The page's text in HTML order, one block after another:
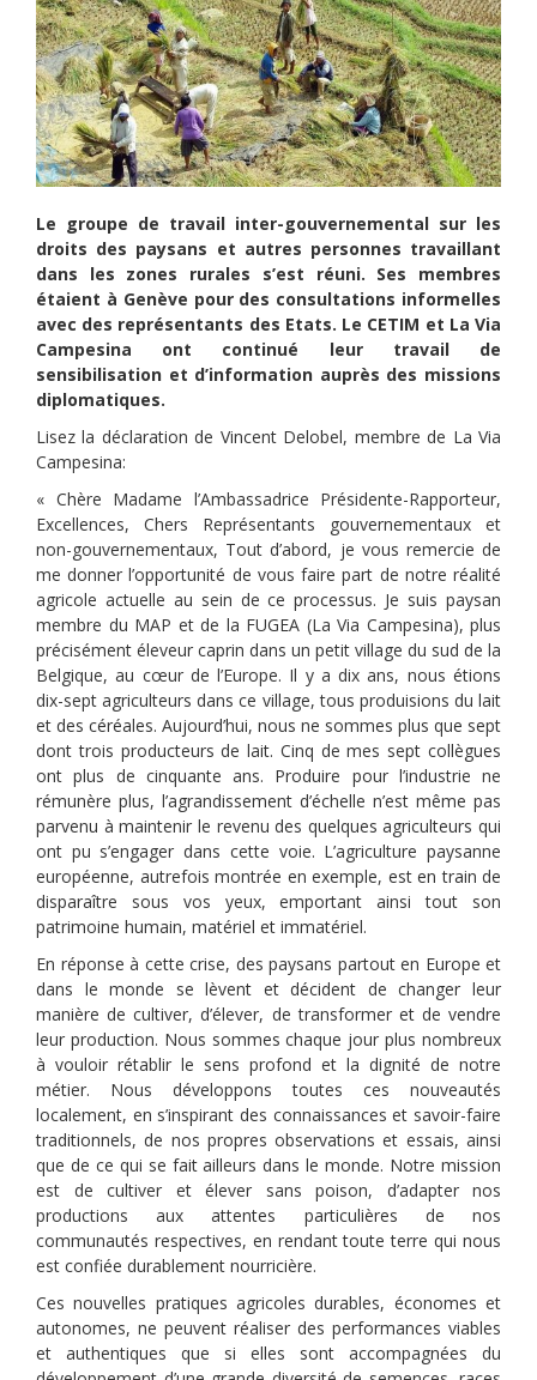
Le groupe de travail inter-gouvernemental sur les
droits des paysans et autres personnes travaillant
dans les zones rurales s’est réuni. Ses membres
étaient à Genève pour des consultations informelles
avec des représentants des Etats. Le CETIM et La Via
Campesina ont continué leur travail de
sensibilisation et d’information auprès des missions
diplomatiques.
Lisez la déclaration de Vincent Delobel, membre de La Via
Campesina:
« Chère Madame l’Ambassadrice Présidente-Rapporteur,
Excellences, Chers Représentants gouvernementaux et
non-gouvernementaux, Tout d’abord, je vous remercie de
me donner l’opportunité de vous faire part de notre réalité
agricole actuelle au sein de ce processus. Je suis paysan
membre du MAP et de la FUGEA (La Via Campesina), plus
précisément éleveur caprin dans un petit village du sud de la
Belgique, au cœur de l’Europe. Il y a dix ans, nous étions
dix-sept agriculteurs dans ce village, tous produisions du lait
et des céréales. Aujourd’hui, nous ne sommes plus que sept
dont trois producteurs de lait. Cinq de mes sept collègues
ont plus de cinquante ans. Produire pour l’industrie ne
rémunère plus, l’agrandissement d’échelle n’est même pas
parvenu à maintenir le revenu des quelques agriculteurs qui
ont pu s’engager dans cette voie. L’agriculture paysanne
européenne, autrefois montrée en exemple, est en train de
disparaître sous vos yeux, emportant ainsi tout son
patrimoine humain, matériel et immatériel.
En réponse à cette crise, des paysans partout en Europe et
dans le monde se lèvent et décident de changer leur
manière de cultiver, d’élever, de transformer et de vendre
leur production. Nous sommes chaque jour plus nombreux
à vouloir rétablir le sens profond et la dignité de notre
métier. Nous développons toutes ces nouveautés
localement, en s’inspirant des connaissances et savoir-faire
traditionnels, de nos propres observations et essais, ainsi
que de ce qui se fait ailleurs dans le monde. Notre mission
est de cultiver et élever sans poison, d’adapter nos
productions aux attentes particulières de nos
communautés respectives, en rendant toute terre qui nous
est confiée durablement nourricière.
Ces nouvelles pratiques agricoles durables, économes et
autonomes, ne peuvent réaliser des performances viables
et authentiques que si elles sont accompagnées du